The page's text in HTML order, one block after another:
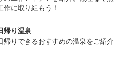
作に取り組もう！
帰り温泉
帰りできるおすすめの温泉をご紹介